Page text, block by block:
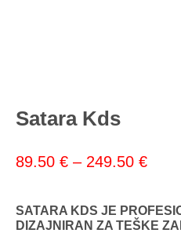
Satara Kds
89.50 € – 249.50 €
SATARA KDS JE
DIZAJNIRAN ZA TEŠKE